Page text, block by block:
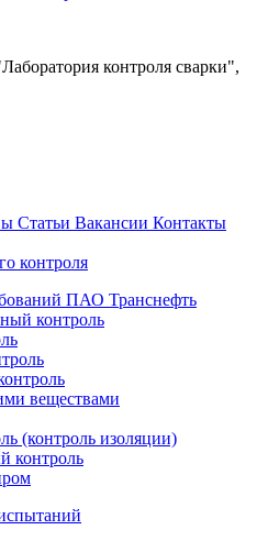
контроля сварки",
Статьи Вакансии Контакты
контроля
ПАО Транснефть
контроль
веществами
(контроль изоляции)
контроль